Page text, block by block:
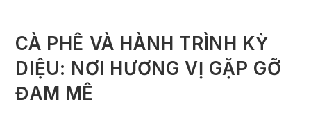
CÀ PHÊ VÀ HÀNH TRÌNH KỲ
DIỆU: NƠI HƯƠNG VỊ GẶP GỠ
ĐAM MÊ